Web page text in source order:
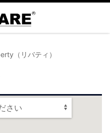
（リバティ）
さい